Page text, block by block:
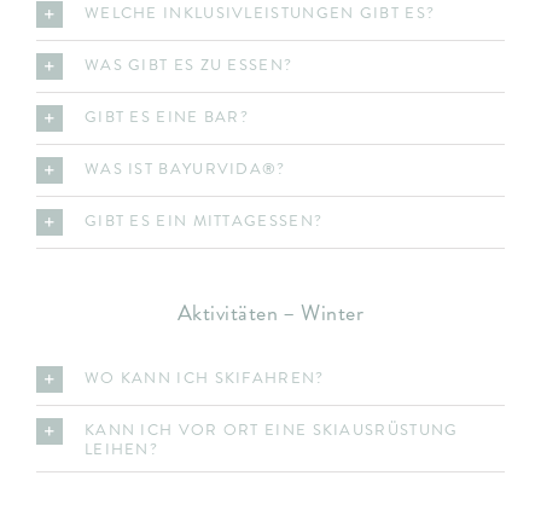
WELCHE INKLUSIVLEISTUNGEN GIBT ES?
WAS GIBT ES ZU ESSEN?
GIBT ES EINE BAR?
WAS IST BAYURVIDA®?
GIBT ES EIN MITTAGESSEN?
Aktivitäten – Winter
WO KANN ICH SKIFAHREN?
KANN ICH VOR ORT EINE SKIAUSRÜSTUNG
LEIHEN?